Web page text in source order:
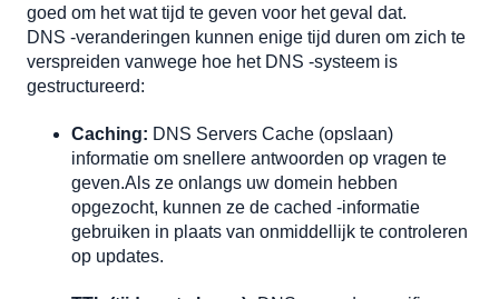
goed om het wat tijd te geven voor het geval dat.
DNS -veranderingen kunnen enige tijd duren om zich te
verspreiden vanwege hoe het DNS -systeem is
gestructureerd:
Caching: DNS Servers Cache (opslaan)
informatie om snellere antwoorden op vragen te
geven.Als ze onlangs uw domein hebben
opgezocht, kunnen ze de cached -informatie
gebruiken in plaats van onmiddellijk te controleren
op updates.